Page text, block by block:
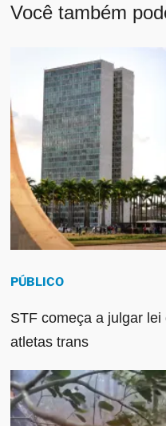
Você também
PÚBLICO
STF começa a julgar
atletas trans